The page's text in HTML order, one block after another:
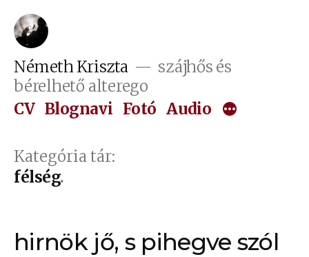
Tartalomhoz
Németh Kriszta
szájhős és
bérelhető alterego
CV Blognavi Fotó Audio
Kategória tár:
félség
hirnök jő, s pihegve szól